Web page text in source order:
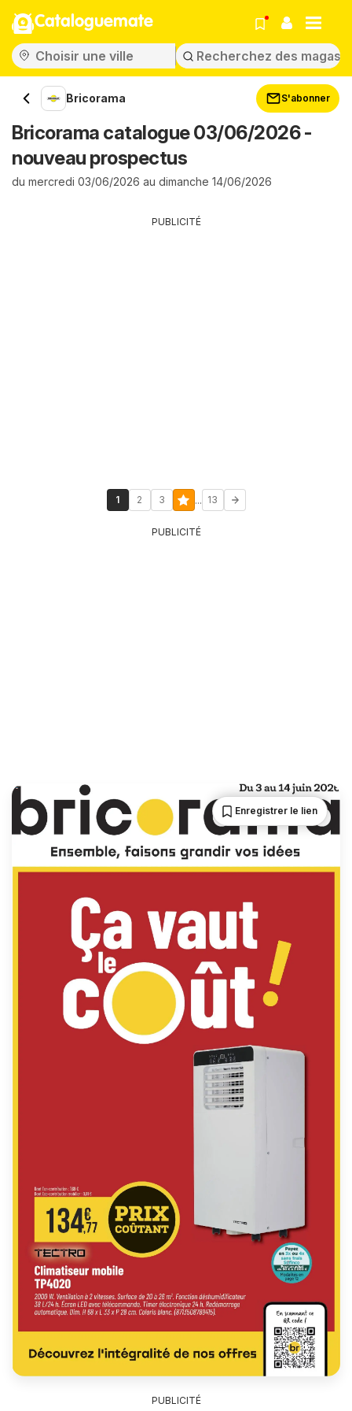
Cataloguemate
Bricorama S'abonner
Bricorama catalogue 03/06/2026 -
nouveau prospectus
du mercredi 03/06/2026 au dimanche 14/06/2026
PUBLICITÉ
1 2 3 ... 13
PUBLICITÉ
Enregistrer le lien
PUBLICITÉ